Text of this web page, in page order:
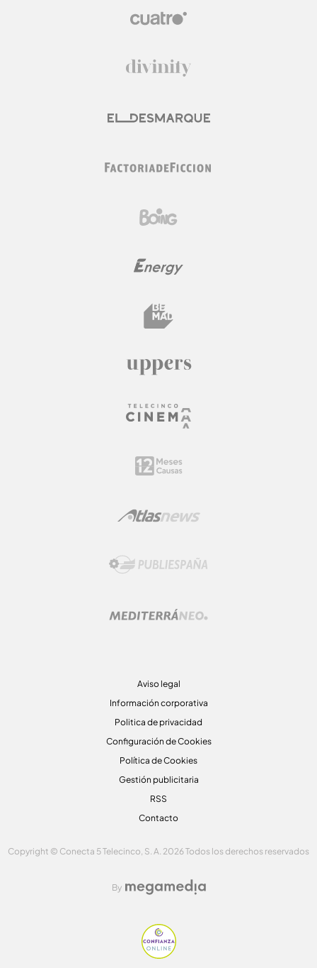
Aviso legal
Información corporativa
Politica de privacidad
Configuración de Cookies
Política de Cookies
Gestión publicitaria
RSS
Contacto
Copyright © Conecta 5 Telecinco, S. A. 2026 Todos los derechos reservados
By